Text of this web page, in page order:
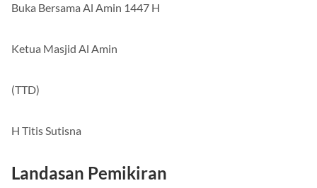
Buka Bersama Al Amin 1447 H
Ketua Masjid Al Amin
(TTD)
H Titis Sutisna
Landasan Pemikiran